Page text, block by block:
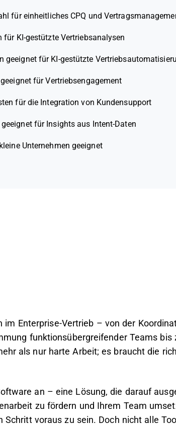
für einheitliches CPQ und
für KI-gestützte Vertriebsanalysen
geeignet für KI-gestützte
für Vertriebsengagement
für die Integration von Kundensupport
für Insights aus Intent-Daten
Unternehmen geeignet
Enterprise-Vertrieb – von der
funktionsübergreifender Teams bis
als nur harte Arbeit; es braucht die
an – eine Lösung, die darauf
zu fördern und Ihrem Team
Schritt voraus zu sein. Doch nicht alle